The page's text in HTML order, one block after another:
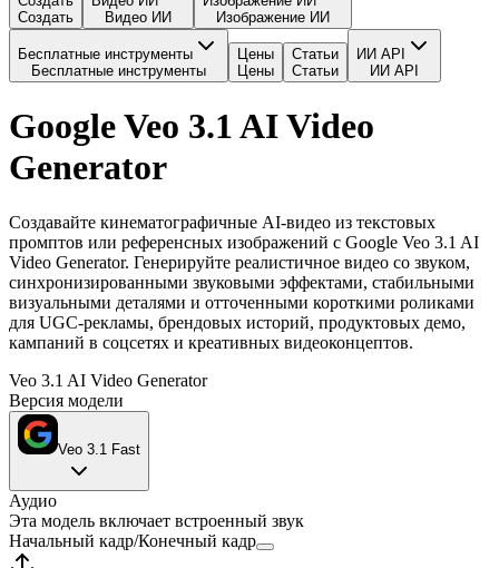
Создать
Видео ИИ
Изображение ИИ
Бесплатные инструменты
Бесплатные инструменты
Цены
Цены
Статьи
Статьи
ИИ API
ИИ API
Google Veo 3.1 AI Video
Generator
Создавайте кинематографичные AI-видео из текстовых
промптов или референсных изображений с Google Veo 3.1 AI
Video Generator. Генерируйте реалистичное видео со звуком,
синхронизированными звуковыми эффектами, стабильными
визуальными деталями и отточенными короткими роликами
для UGC-рекламы, брендовых историй, продуктовых демо,
кампаний в соцсетях и креативных видеоконцептов.
Veo 3.1 AI Video Generator
Версия модели
Veo 3.1 Fast
Аудио
Эта модель включает встроенный звук
Начальный кадр/Конечный кадр